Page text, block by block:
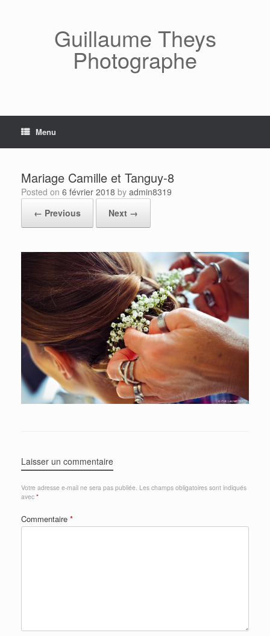
Guillaume Theys
Photographe
Menu
Mariage Camille et Tanguy-8
Posted on 6 février 2018 by admin8319
← Previous
Next →
Laisser un commentaire
Votre adresse e-mail ne sera pas publiée. Les champs obligatoires sont indiqués
avec *
Commentaire *